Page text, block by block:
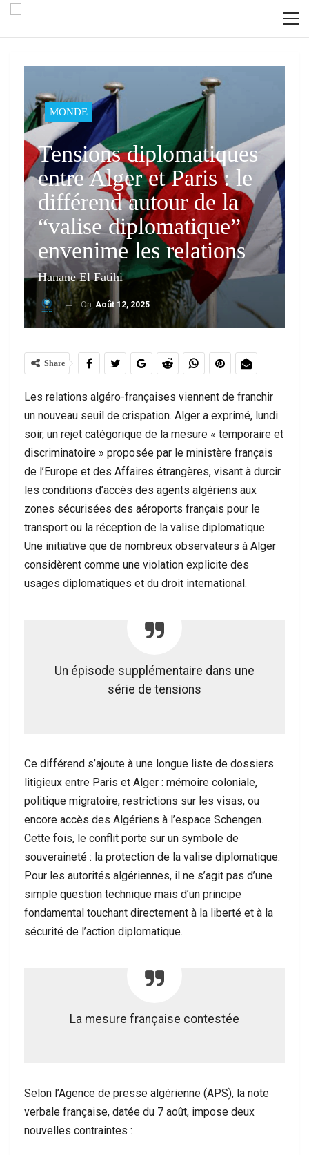
MONDE
Tensions diplomatiques
entre Alger et Paris : le
différend autour de la
“valise diplomatique”
envenime les relations
Hanane El Fatihi
On Août 12, 2025
Share
Les relations algéro-françaises viennent de franchir
un nouveau seuil de crispation. Alger a exprimé, lundi
soir, un rejet catégorique de la mesure « temporaire et
discriminatoire » proposée par le ministère français
de l’Europe et des Affaires étrangères, visant à durcir
les conditions d’accès des agents algériens aux
zones sécurisées des aéroports français pour le
transport ou la réception de la valise diplomatique.
Une initiative que de nombreux observateurs à Alger
considèrent comme une violation explicite des
usages diplomatiques et du droit international.
Un épisode supplémentaire dans une
série de tensions
Ce différend s’ajoute à une longue liste de dossiers
litigieux entre Paris et Alger : mémoire coloniale,
politique migratoire, restrictions sur les visas, ou
encore accès des Algériens à l’espace Schengen.
Cette fois, le conflit porte sur un symbole de
souveraineté : la protection de la valise diplomatique.
Pour les autorités algériennes, il ne s’agit pas d’une
simple question technique mais d’un principe
fondamental touchant directement à la liberté et à la
sécurité de l’action diplomatique.
La mesure française contestée
Selon l’Agence de presse algérienne (APS), la note
verbale française, datée du 7 août, impose deux
nouvelles contraintes :